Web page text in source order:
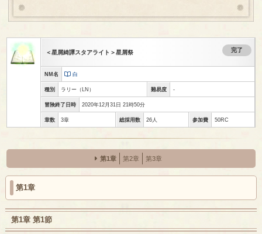
＜星屑綺譚スタアライト＞星屑祭 完了
NM名 白
種別 ラリー （LN） 難易度 -
冒険終了日時 2020年12月31日 21時50分
章数 3章 総採用数 26人 参加費 50RC
第1章 第2章 第3章
第1章
第1章 第1節